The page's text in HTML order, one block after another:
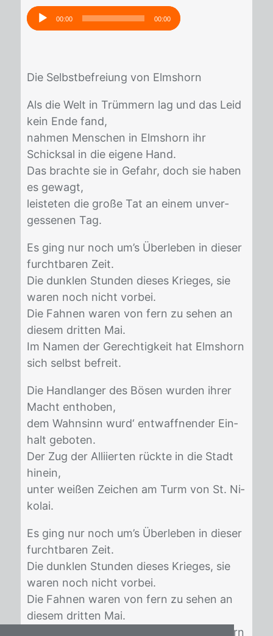
Audio-
Player
00:00 00:00
Die Selbst­be­frei­ung von Elms­horn
Als die Welt in Trüm­mern lag und das Leid
kein Ende fand,
nah­men Men­schen in Elms­horn ihr
Schick­sal in die ei­ge­ne Hand.
Das brach­te sie in Ge­fahr, doch sie ha­ben
es ge­wagt,
leis­te­ten die gro­ße Tat an ei­nem un­ver­
ges­se­nen Tag.
Es ging nur noch um’s Über­le­ben in die­ser
furcht­ba­ren Zeit.
Die dunk­len Stun­den die­ses Krie­ges, sie
wa­ren noch nicht vor­bei.
Die Fah­nen wa­ren von fern zu se­hen an
die­sem drit­ten Mai.
Im Na­men der Ge­rech­tig­keit hat Elms­horn
sich selbst be­freit.
Die Hand­lan­ger des Bö­sen wur­den ih­rer
Macht ent­ho­ben,
dem Wahn­sinn wurd‘ ent­waff­nen­der Ein­
halt ge­bo­ten.
Der Zug der Al­li­ier­ten rück­te in die Stadt
hin­ein,
un­ter wei­ßen Zei­chen am Turm von St. Ni­
ko­lai.
Es ging nur noch um’s Über­le­ben in die­ser
furcht­ba­ren Zeit.
Die dunk­len Stun­den die­ses Krie­ges, sie
wa­ren noch nicht vor­bei.
Die Fah­nen wa­ren von fern zu se­hen an
die­sem drit­ten Mai.
Im Na­men der Ge­rech­tig­keit hat Elms­horn